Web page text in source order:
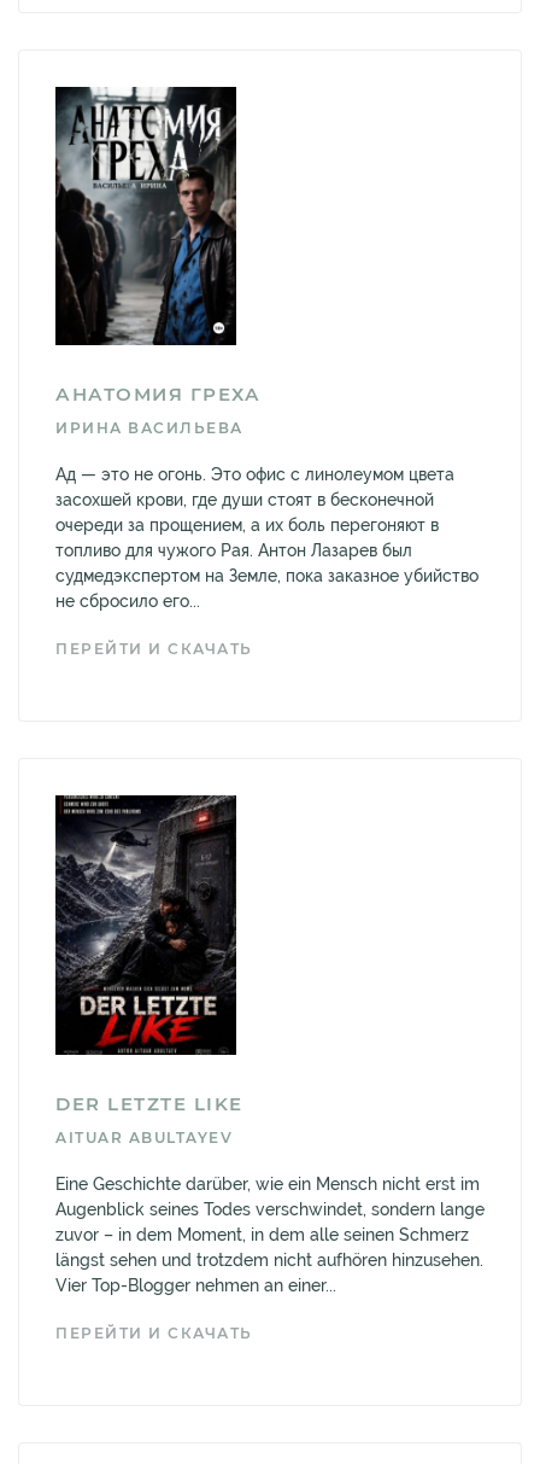
АНАТОМИЯ ГРЕХА
ИРИНА ВАСИЛЬЕВА
Ад — это не огонь. Это офис с линолеумом цвета
засохшей крови, где души стоят в бесконечной
очереди за прощением, а их боль перегоняют в
топливо для чужого Рая. Антон Лазарев был
судмедэкспертом на Земле, пока заказное убийство
не сбросило его...
ПЕРЕЙТИ И СКАЧАТЬ
DER LETZTE LIKE
AITUAR ABULTAYEV
Eine Geschichte darüber, wie ein Mensch nicht erst im
Augenblick seines Todes verschwindet, sondern lange
zuvor – in dem Moment, in dem alle seinen Schmerz
längst sehen und trotzdem nicht aufhören hinzusehen.
Vier Top-Blogger nehmen an einer...
ПЕРЕЙТИ И СКАЧАТЬ